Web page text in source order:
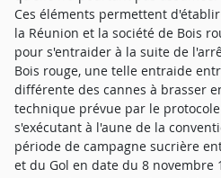
Ces éléments permettent
la Réunion et la société de Bois
pour s'entraider à la suite de
Bois rouge, une telle entraide
différente des cannes à brasser
technique prévue par le
s'exécutant à l'aune de la
période de campagne sucrière
et du Gol en date du 8 novembre